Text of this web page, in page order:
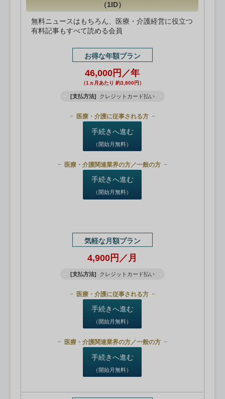
（1ID）
無料ニュースはもちろん、医療・介護経営に役立つ
有料記事もすべて読める会員
お得な年額プラン
46,000円／年
（1ヵ月あたり 約3,800円）
[支払方法] クレジットカード払い
医療・介護に従事される方
手続きへ進む
（開始月無料）
医療・介護関連業界の方／一般の方
手続きへ進む
（開始月無料）
気軽な月額プラン
4,900円／月
[支払方法] クレジットカード払い
医療・介護に従事される方
手続きへ進む
（開始月無料）
医療・介護関連業界の方／一般の方
手続きへ進む
（開始月無料）